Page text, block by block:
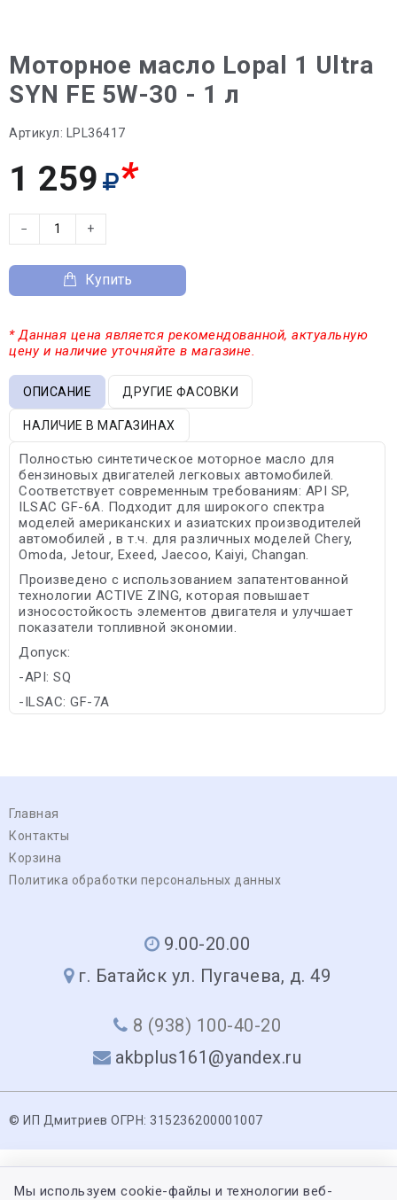
Моторное масло Lopal 1 Ultra
SYN FE 5W-30 - 1 л
Артикул: LPL36417
1 259 *
− +
Купить
* Данная цена является рекомендованной, актуальную
цену и наличие уточняйте в магазине.
ОПИСАНИЕ ДРУГИЕ ФАСОВКИ
НАЛИЧИЕ В МАГАЗИНАХ
Полностью синтетическое моторное масло для
бензиновых двигателей легковых автомобилей.
Соответствует современным требованиям: API SP,
ILSAC GF-6A. Подходит для широкого спектра
моделей американских и азиатских производителей
автомобилей , в т.ч. для различных моделей Chery,
Omoda, Jetour, Exeed, Jaecoo, Kaiyi, Changan.
Произведено с использованием запатентованной
технологии ACTIVE ZING, которая повышает
износостойкость элементов двигателя и улучшает
показатели топливной экономии.
Допуск:
-API: SQ
-ILSAC: GF-7A
Главная
Контакты
Корзина
Политика обработки персональных данных
9.00-20.00
г. Батайск ул. Пугачева, д. 49
8 (938) 100-40-20
akbplus161@yandex.ru
© ИП Дмитриев ОГРН: 315236200001007
Мы используем cookie-файлы и технологии веб-